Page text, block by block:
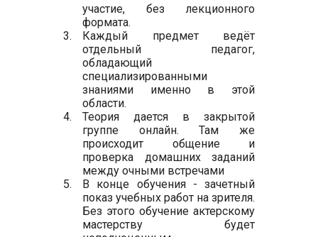
участие, без лекционного
формата.
Каждый предмет ведёт
отдельный педагог,
обладающий
специализированными
знаниями именно в этой
области.
Теория дается в закрытой
группе онлайн. Там же
происходит общение и
проверка домашних заданий
между очными встречами
В конце обучения - зачетный
показ учебных работ на зрителя.
Без этого обучение актерскому
мастерству будет